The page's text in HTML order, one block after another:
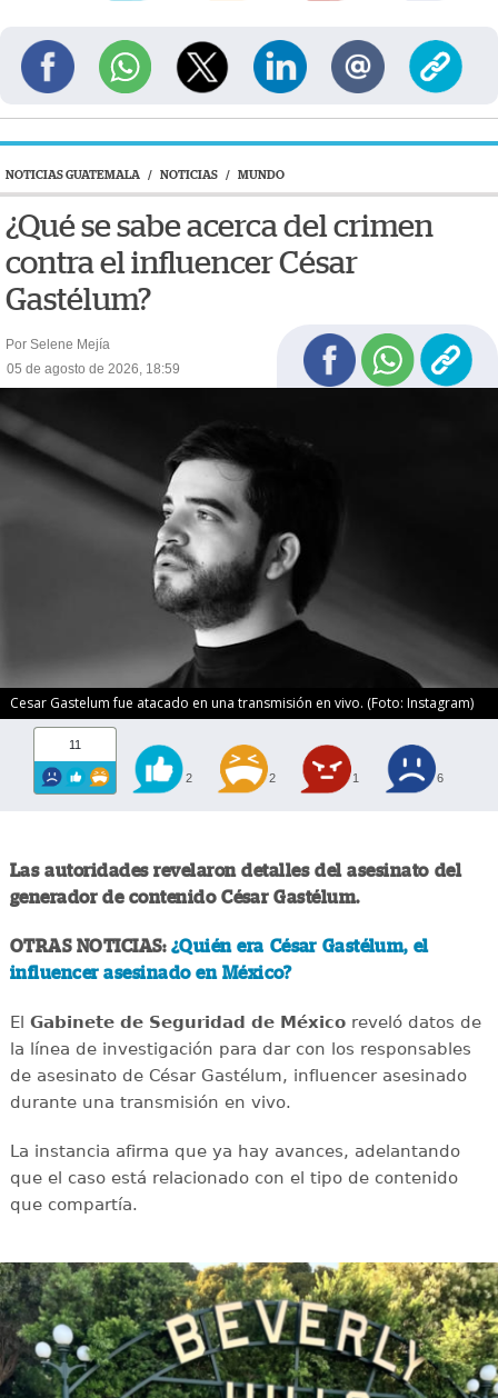
NOTICIAS GUATEMALA / NOTICIAS / MUNDO
¿Qué se sabe acerca del crimen
contra el influencer César
Gastélum?
Por Selene Mejía
05 de agosto de 2026, 18:59
Cesar Gastelum fue atacado en una transmisión en vivo. (Foto: Instagram)
11
2 2 1 6
Las autoridades revelaron detalles del asesinato del
generador de contenido César Gastélum.
OTRAS NOTICIAS: ¿Quién era César Gastélum, el
influencer asesinado en México?
El Gabinete de Seguridad de Méxicoreveló datos de
la línea de investigación para dar con los responsables
de asesinato de César Gastélum, influencer asesinado
durante una transmisión en vivo.
La instancia afirma que ya hay avances, adelantando
que el caso está relacionado con el tipo de contenido
que compartía.